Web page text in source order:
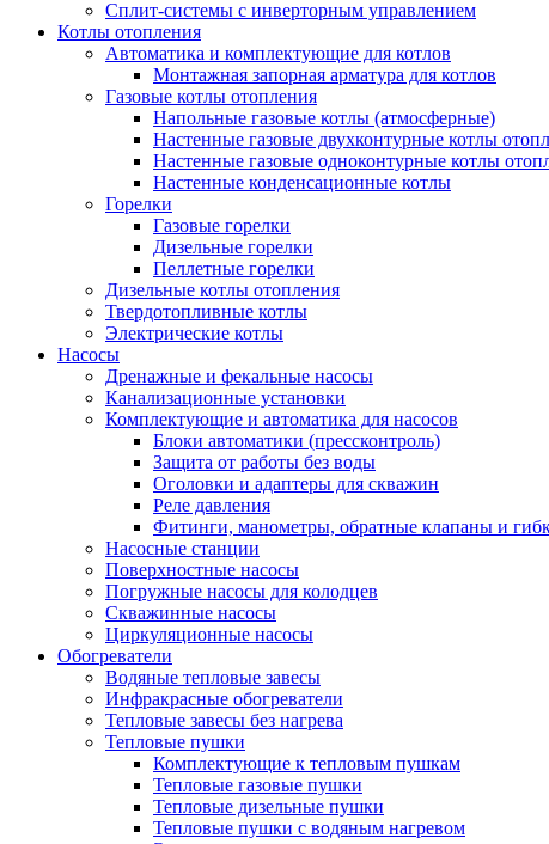
Сплит-системы с инверторным управлением
Котлы отопления
Автоматика и комплектующие для котлов
Монтажная запорная арматура для котлов
Газовые котлы отопления
Напольные газовые котлы (атмосферные)
Настенные газовые двухконтурные котлы
Настенные газовые одноконтурные котлы
Настенные конденсационные котлы
Горелки
Газовые горелки
Дизельные горелки
Пеллетные горелки
Дизельные котлы отопления
Твердотопливные котлы
Электрические котлы
Насосы
Дренажные и фекальные насосы
Канализационные установки
Комплектующие и автоматика для насосов
Блоки автоматики (прессконтроль)
Защита от работы без воды
Оголовки и адаптеры для скважин
Реле давления
Фитинги, манометры, обратные клапаны и
Насосные станции
Поверхностные насосы
Погружные насосы для колодцев
Скважинные насосы
Циркуляционные насосы
Обогреватели
Водяные тепловые завесы
Инфракрасные обогреватели
Тепловые завесы без нагрева
Тепловые пушки
Комплектующие к тепловым пушкам
Тепловые газовые пушки
Тепловые дизельные пушки
Тепловые пушки с водяным нагревом